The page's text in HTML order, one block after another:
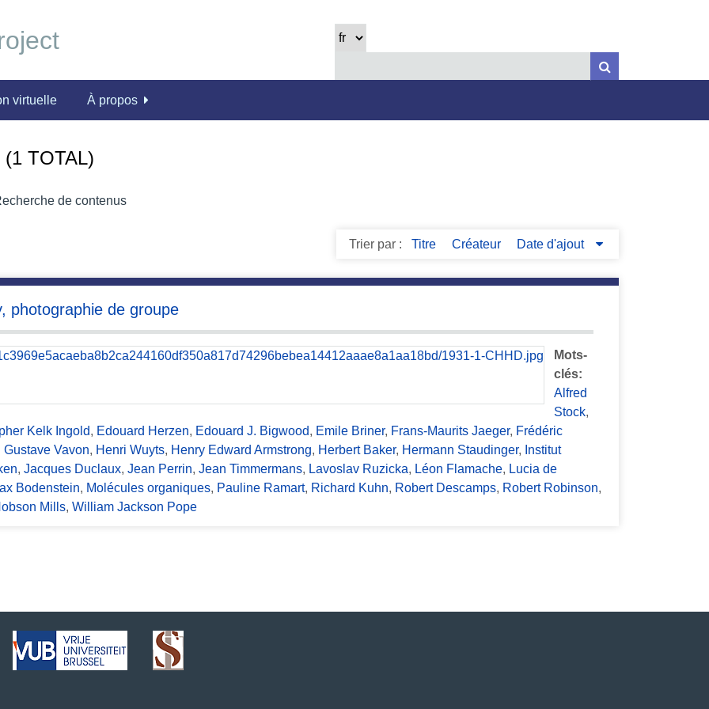
virtuelle À propos
TOTAL)
de contenus
Trier par : Titre Créateur Date d'ajout
photographie de groupe
Mots-
clés:
Alfred
Stock,
Kelk Ingold, Edouard Herzen, Edouard J. Bigwood, Emile Briner, Frans-Maurits Jaeger, Frédéric
Gustave Vavon, Henri Wuyts, Henry Edward Armstrong, Herbert Baker, Hermann Staudinger, Institut
, Jacques Duclaux, Jean Perrin, Jean Timmermans, Lavoslav Ruzicka, Léon Flamache, Lucia de
Bodenstein, Molécules organiques, Pauline Ramart, Richard Kuhn, Robert Descamps, Robert Robinson,
Mills, William Jackson Pope